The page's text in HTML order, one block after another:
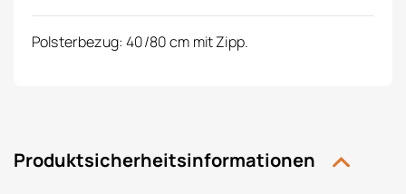
Polsterbezug: 40/80 cm mit Zipp.
Produktsicherheitsinformationen